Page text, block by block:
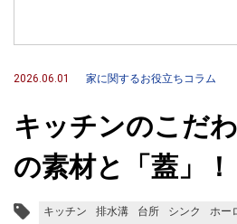
2026.06.01 家に関するお役立ちコラム
キッチンのこだ
の素材と「蓋」！
キッチン 排水溝 台所 シンク ホー